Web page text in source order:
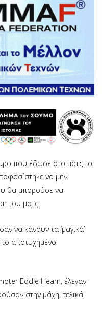
που έδωσε στο ματς το
να μην
θα μπορούσε να
του ματς.
να κάνουν τα ‘μαγικά’
αποτυχημένο
Eddie Hearn, έλεγαν
στην μάχη, τελικά